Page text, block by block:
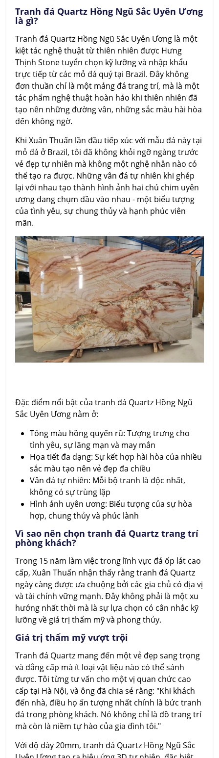
Tranh đá Quartz Hồng Ngũ Sắc Uyên Ương
là gì?
Tranh đá Quartz Hồng Ngũ Sắc Uyên Ương là một
kiệt tác nghệ thuật từ thiên nhiên được Hưng
Thịnh Stone tuyển chọn kỹ lưỡng và nhập khẩu
trực tiếp từ các mỏ đá quý tại Brazil. Đây không
đơn thuần chỉ là một mảng đá trang trí, mà là một
tác phẩm nghệ thuật hoàn hảo khi thiên nhiên đã
tạo nên những đường vân, những sắc màu hài hòa
đến không ngờ.
Khi Xuân Thuấn lần đầu tiếp xúc với mẫu đá này tại
mỏ đá ở Brazil, tôi đã không khỏi ngỡ ngàng trước
vẻ đẹp tự nhiên mà không một nghệ nhân nào có
thể tạo ra được. Những vân đá tự nhiên khi ghép
lại với nhau tạo thành hình ảnh hai chú chim uyên
ương đang chụm đầu vào nhau - một biểu tượng
của tình yêu, sự chung thủy và hạnh phúc viên
mãn.
Đặc điểm nổi bật của tranh đá Quartz Hồng Ngũ
Sắc Uyên Ương nằm ở:
Tông màu hồng quyến rũ: Tượng trưng cho
tình yêu, sự lãng mạn và may mắn
Họa tiết đa dạng: Sự kết hợp hài hòa của nhiều
sắc màu tạo nên vẻ đẹp đa chiều
Vân đá tự nhiên: Mỗi bộ tranh là độc nhất,
không có sự trùng lặp
Hình ảnh uyên ương: Biểu tượng của sự hòa
hợp, chung thủy và phúc lành
Vì sao nên chọn tranh đá Quartz trang trí
phòng khách?
Trong 15 năm làm việc trong lĩnh vực đá ốp lát cao
cấp, Xuân Thuấn nhận thấy rằng tranh đá Quartz
ngày càng được ưa chuộng bởi các gia chủ có địa vị
và tài chính vững mạnh. Đây không phải là một xu
hướng nhất thời mà là sự lựa chọn có cân nhắc kỹ
lưỡng về giá trị thẩm mỹ và phong thủy.
Giá trị thẩm mỹ vượt trội
Tranh đá Quartz mang đến một vẻ đẹp sang trọng
và đẳng cấp mà ít loại vật liệu nào có thể sánh
được. Tôi từng tư vấn cho một vị quan chức cao
cấp tại Hà Nội, và ông đã chia sẻ rằng: "Khi khách
đến nhà, điều họ ấn tượng nhất chính là bức tranh
đá trong phòng khách. Nó không chỉ là đồ trang trí
mà còn là niềm tự hào của gia đình tôi."
Với độ dày 20mm, tranh đá Quartz Hồng Ngũ Sắc